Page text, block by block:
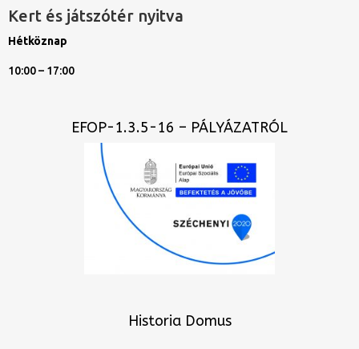
Kert és játszótér nyitva
Hétköznap
10:00 – 17:00
EFOP-1.3.5-16 – PÁLYÁZATRÓL
Historia Domus